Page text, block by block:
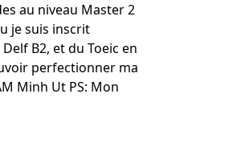
au niveau Master 2
je suis inscrit
B2, et du Toeic en
perfectionner ma
Minh Ut PS: Mon